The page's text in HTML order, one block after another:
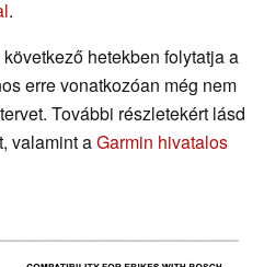
.
hetekben folytatja a
erre vonatkozóan még nem
További részletekért lásd
valamint aGarmin hivatalos